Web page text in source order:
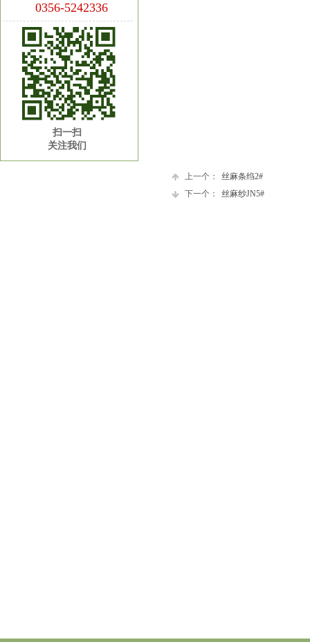
上一个：
丝麻条绉2#
下一个：
丝麻纱JN5#
0356-5242336
扫一扫
关注我们